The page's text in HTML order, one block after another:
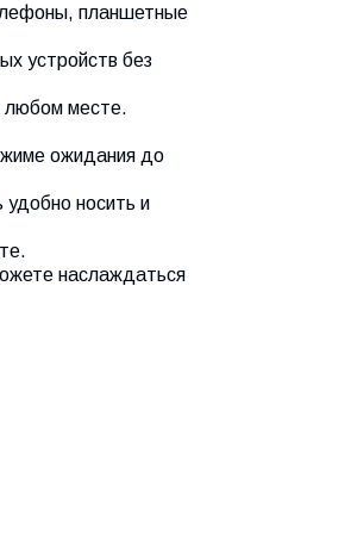
планшетные
устройств без
любом месте.
ожидания до
удобно носить и
наслаждаться